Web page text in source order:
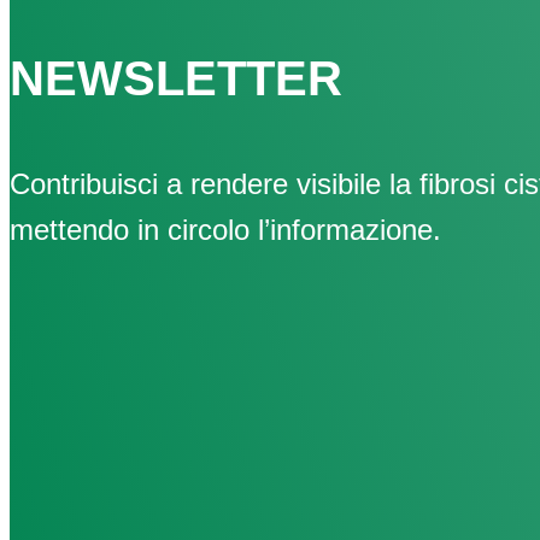
NEWSLETTER
Contribuisci a rendere visibile la fibrosi
mettendo in circolo l’informazione.